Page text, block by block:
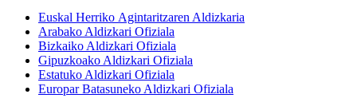
Euskal Herriko Agintaritzaren Aldizkaria
Arabako Aldizkari Ofiziala
Bizkaiko Aldizkari Ofiziala
Gipuzkoako Aldizkari Ofiziala
Estatuko Aldizkari Ofiziala
Europar Batasuneko Aldizkari Ofiziala